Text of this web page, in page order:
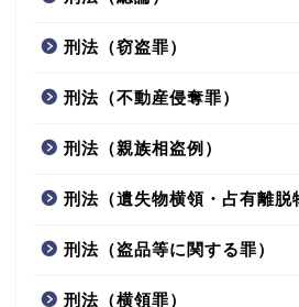
刑法（窃盗罪）
刑法（不動産侵奪罪）
刑法（親族相盗例）
刑法（遺失物横領・占有離脱
刑法（盗品等に関する罪）
刑法（横領罪）